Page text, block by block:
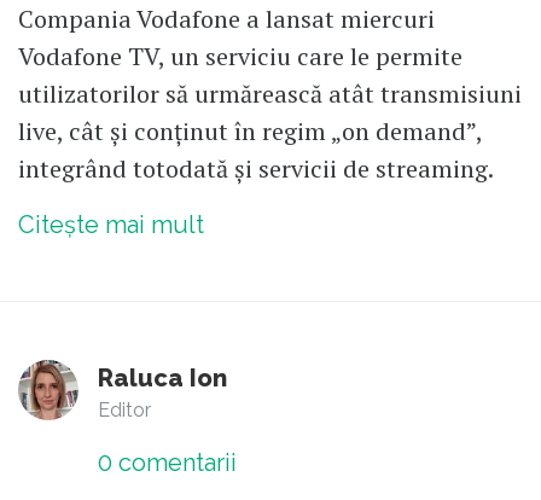
Compania Vodafone a lansat miercuri
Vodafone TV, un serviciu care le permite
utilizatorilor să urmărească atât transmisiuni
live, cât și conținut în regim „on demand”,
integrând totodată și servicii de streaming.
Citește mai mult
Raluca Ion
Editor
0 comentarii